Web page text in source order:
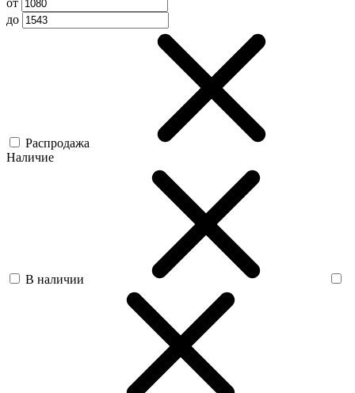
до
Распродажа
Наличие
В наличии